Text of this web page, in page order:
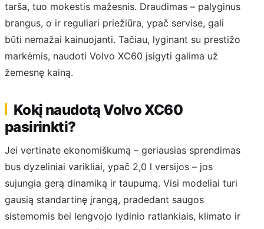
tarša, tuo mokestis mažesnis. Draudimas – palyginus
brangus, o ir reguliari priežiūra, ypač servise, gali
būti nemažai kainuojanti. Tačiau, lyginant su prestižo
markėmis, naudoti Volvo XC60 įsigyti galima už
žemesnę kainą.
Kokį naudotą Volvo XC60
pasirinkti?
Jei vertinate ekonomiškumą – geriausias sprendimas
bus dyzeliniai varikliai, ypač 2,0 l versijos – jos
sujungia gerą dinamiką ir taupumą. Visi modeliai turi
gausią standartinę įrangą, pradedant saugos
sistemomis bei lengvojo lydinio ratlankiais, klimato ir